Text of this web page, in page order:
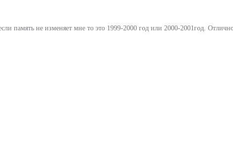
память не изменяет мне то это 1999-2000 год или 2000-2001год.